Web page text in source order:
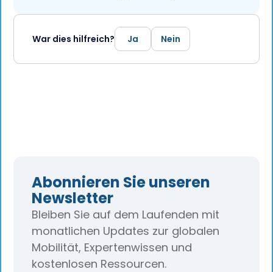
War dies hilfreich? Ja Nein
Abonnieren Sie unseren
Newsletter
Bleiben Sie auf dem Laufenden mit
monatlichen Updates zur globalen
Mobilität, Expertenwissen und
kostenlosen Ressourcen.